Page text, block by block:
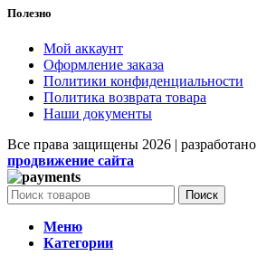
Полезно
Мой аккаунт
Оформление заказа
Политики конфиденциальности
Политика возврата товара
Наши документы
Все права защищены 2026 | разработано
продвижение сайта
Поиск
Меню
Категории